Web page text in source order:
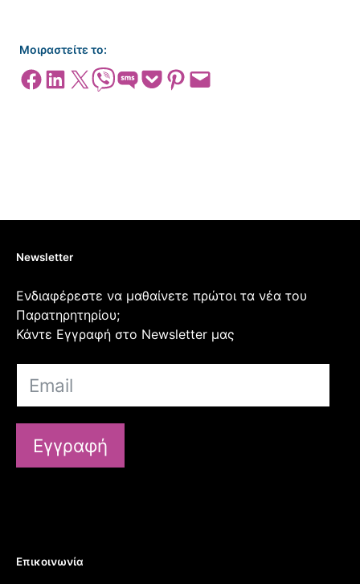
Μοιραστείτε το:
Share on Facebook
Share on LinkedIn
Share on X Share on ViberShare on SMSShare on Pocket
Share on Pinterest
Email this Page
Newsletter
Ενδιαφέρεστε να μαθαίνετε πρώτοι τα νέα του
Παρατηρητηρίου;
Κάντε Εγγραφή στο Newsletter μας
Εγγραφή
Επικοινωνία